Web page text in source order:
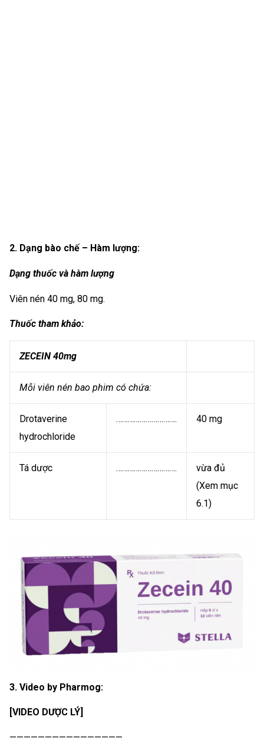
2. Dạng bào chế – Hàm lượng:
Dạng thuốc và hàm lượng
Viên nén 40 mg, 80 mg.
Thuốc tham khảo:
ZECEIN 40mg
Mỗi viên nén bao phim có chứa:
Drotaverine
hydrochloride
…………………………. 40 mg
Tá dược ………………………….
vừa đủ
(Xem mục
6.1)
3. Video by Pharmog:
[VIDEO DƯỢC LÝ]
————————————————